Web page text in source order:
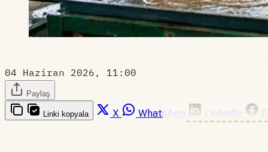
04 Haziran 2026, 11:00
Paylaş
Linki kopyala X WhatsApp LinkedIn